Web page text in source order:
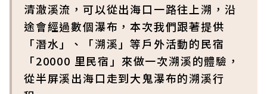
清澈溪流，可以從出海口一路往上溯，沿
途會經過數個瀑布，本次我們跟著提供
「潛水」、「溯溪」等戶外活動的民宿
「20000 里民宿」來做一次溯溪的體驗，
從半屏溪出海口走到大鬼瀑布的溯溪行